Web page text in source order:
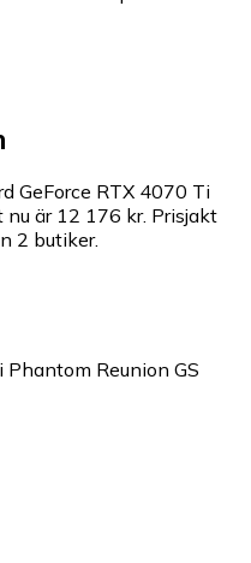
GeForce RTX 4070 Ti
nu är 12 176 kr. Prisjakt
2 butiker.
Reunion GS